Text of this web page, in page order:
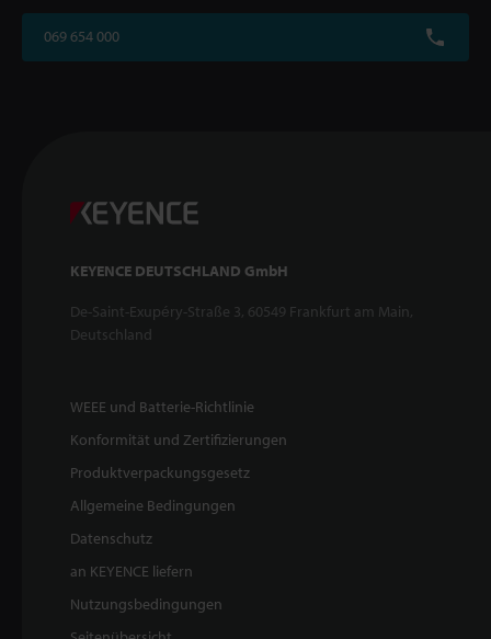
069 654 000
KEYENCE DEUTSCHLAND GmbH
De-Saint-Exupéry-Straße 3, 60549 Frankfurt am Main,
Deutschland
WEEE und Batterie-Richtlinie
Konformität und Zertifizierungen
Produktverpackungsgesetz
Allgemeine Bedingungen
Datenschutz
an KEYENCE liefern
Nutzungsbedingungen